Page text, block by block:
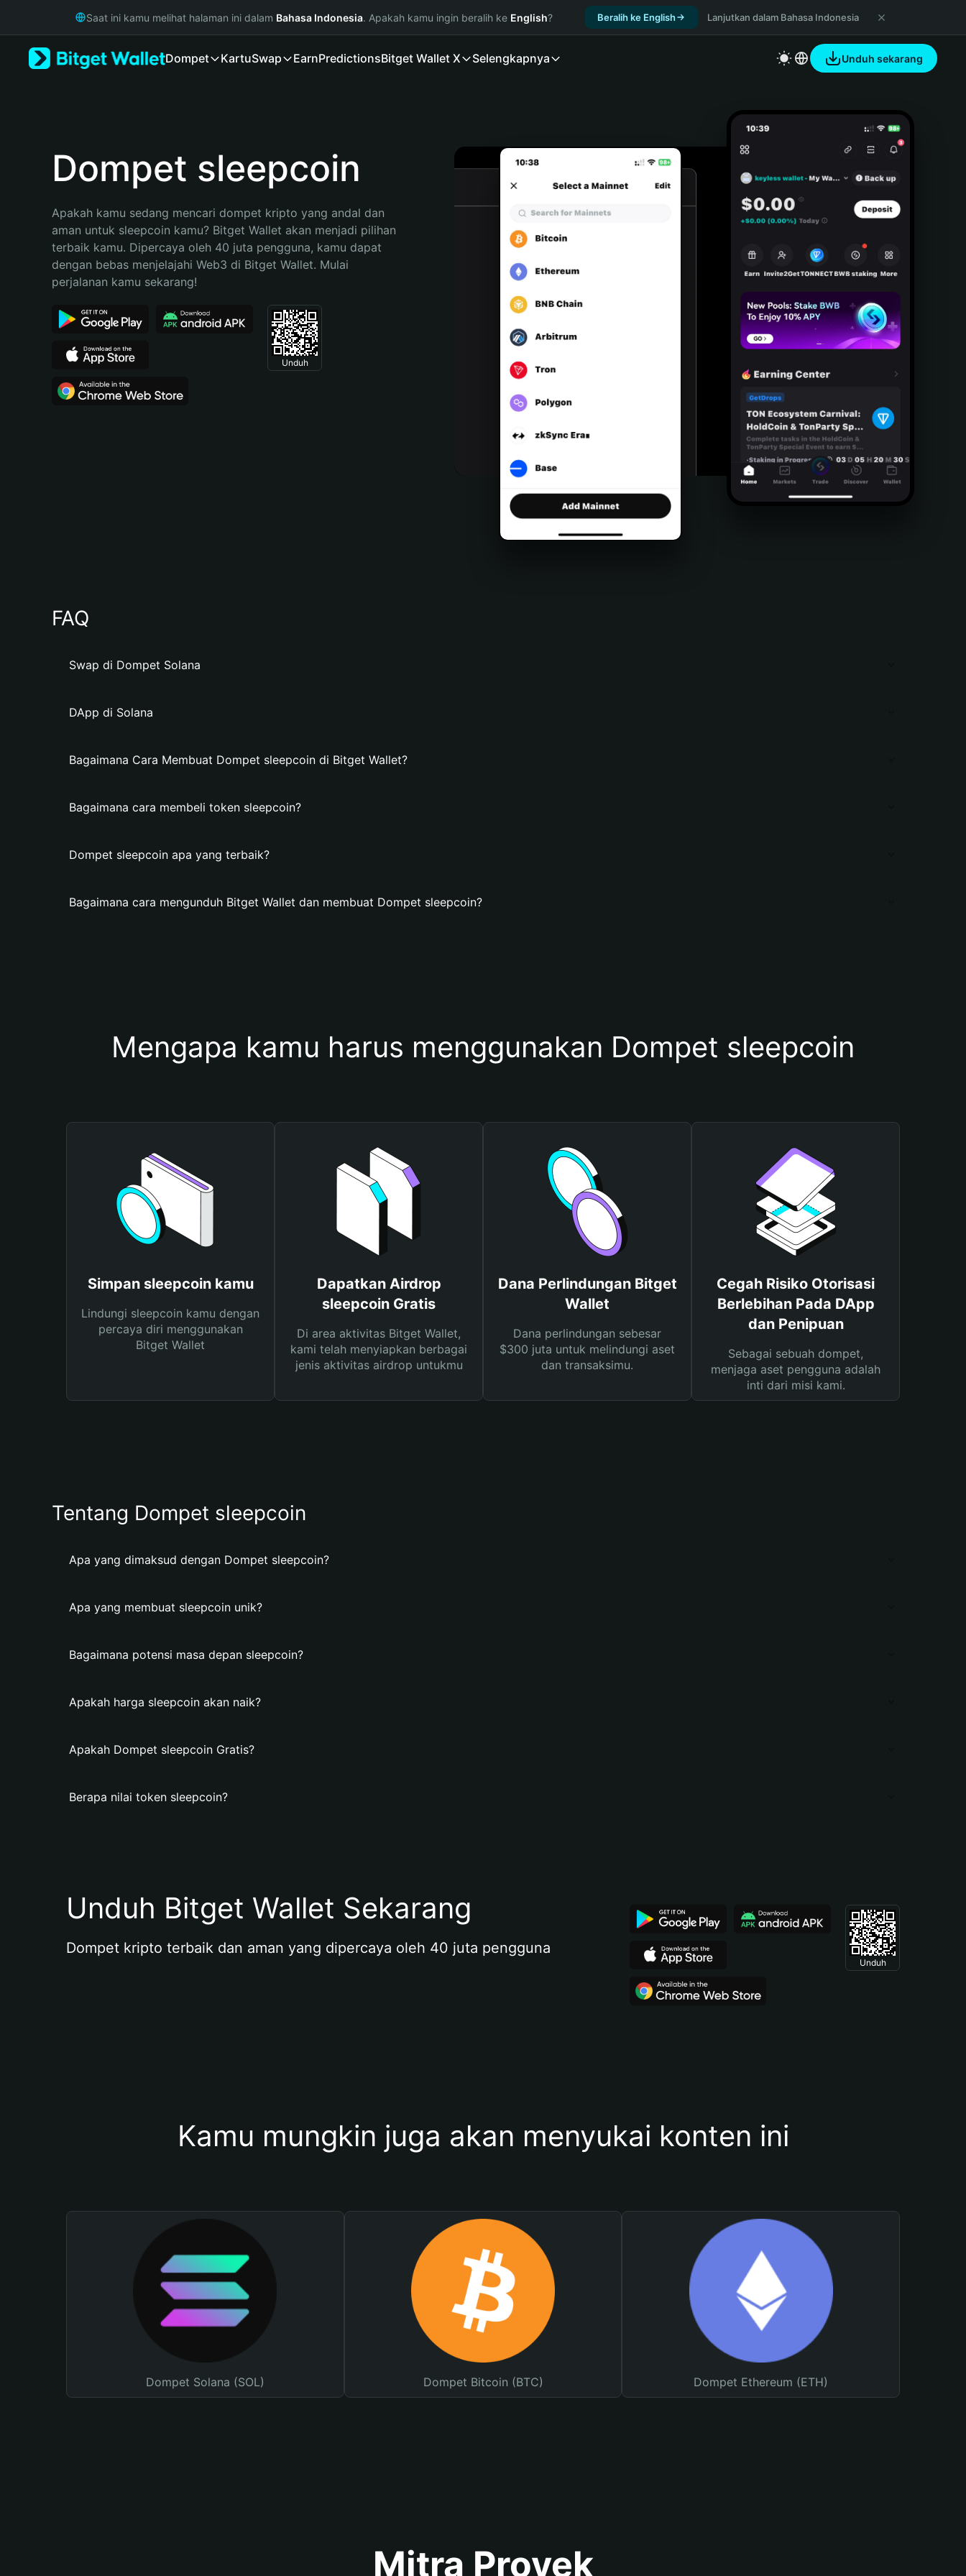
Русский
Bahasa Indonesia
Español (Argentina)
Saat ini kamu melihat halaman ini dalam Bahasa Indonesia. Apakah kamu ingin beralih ke English? Beralih ke English Lanjutkan dalam Bahasa Indonesia
Dompet KartuSwap EarnPredictionsBitget Wallet X Selengkapnya Unduh sekarang
Dompet sleepcoin
Apakah kamu sedang mencari dompet kripto yang andal dan
aman untuk sleepcoin kamu? Bitget Wallet akan menjadi pilihan
terbaik kamu. Dipercaya oleh 40 juta pengguna, kamu dapat
dengan bebas menjelajahi Web3 di Bitget Wallet. Mulai
perjalanan kamu sekarang!
Unduh
FAQ
Swap di Dompet Solana
DApp di Solana
Bagaimana Cara Membuat Dompet sleepcoin di Bitget Wallet?
Bagaimana cara membeli token sleepcoin?
Dompet sleepcoin apa yang terbaik?
Bagaimana cara mengunduh Bitget Wallet dan membuat Dompet sleepcoin?
Mengapa kamu harus menggunakan Dompet sleepcoin
Simpan sleepcoin kamu
Lindungi sleepcoin kamu dengan
percaya diri menggunakan
Bitget Wallet
Dapatkan Airdrop
sleepcoin Gratis
Di area aktivitas Bitget Wallet,
kami telah menyiapkan berbagai
jenis aktivitas airdrop untukmu
Dana Perlindungan Bitget
Wallet
Dana perlindungan sebesar
$300 juta untuk melindungi aset
dan transaksimu.
Cegah Risiko Otorisasi
Berlebihan Pada DApp
dan Penipuan
Sebagai sebuah dompet,
menjaga aset pengguna adalah
inti dari misi kami.
Tentang Dompet sleepcoin
Apa yang dimaksud dengan Dompet sleepcoin?
Apa yang membuat sleepcoin unik?
Bagaimana potensi masa depan sleepcoin?
Apakah harga sleepcoin akan naik?
Apakah Dompet sleepcoin Gratis?
Berapa nilai token sleepcoin?
Unduh Bitget Wallet Sekarang
Dompet kripto terbaik dan aman yang dipercaya oleh 40 juta pengguna
Unduh
Kamu mungkin juga akan menyukai konten ini
Dompet Solana (SOL) Dompet Bitcoin (BTC) Dompet Ethereum (ETH)
Mitra Proyek